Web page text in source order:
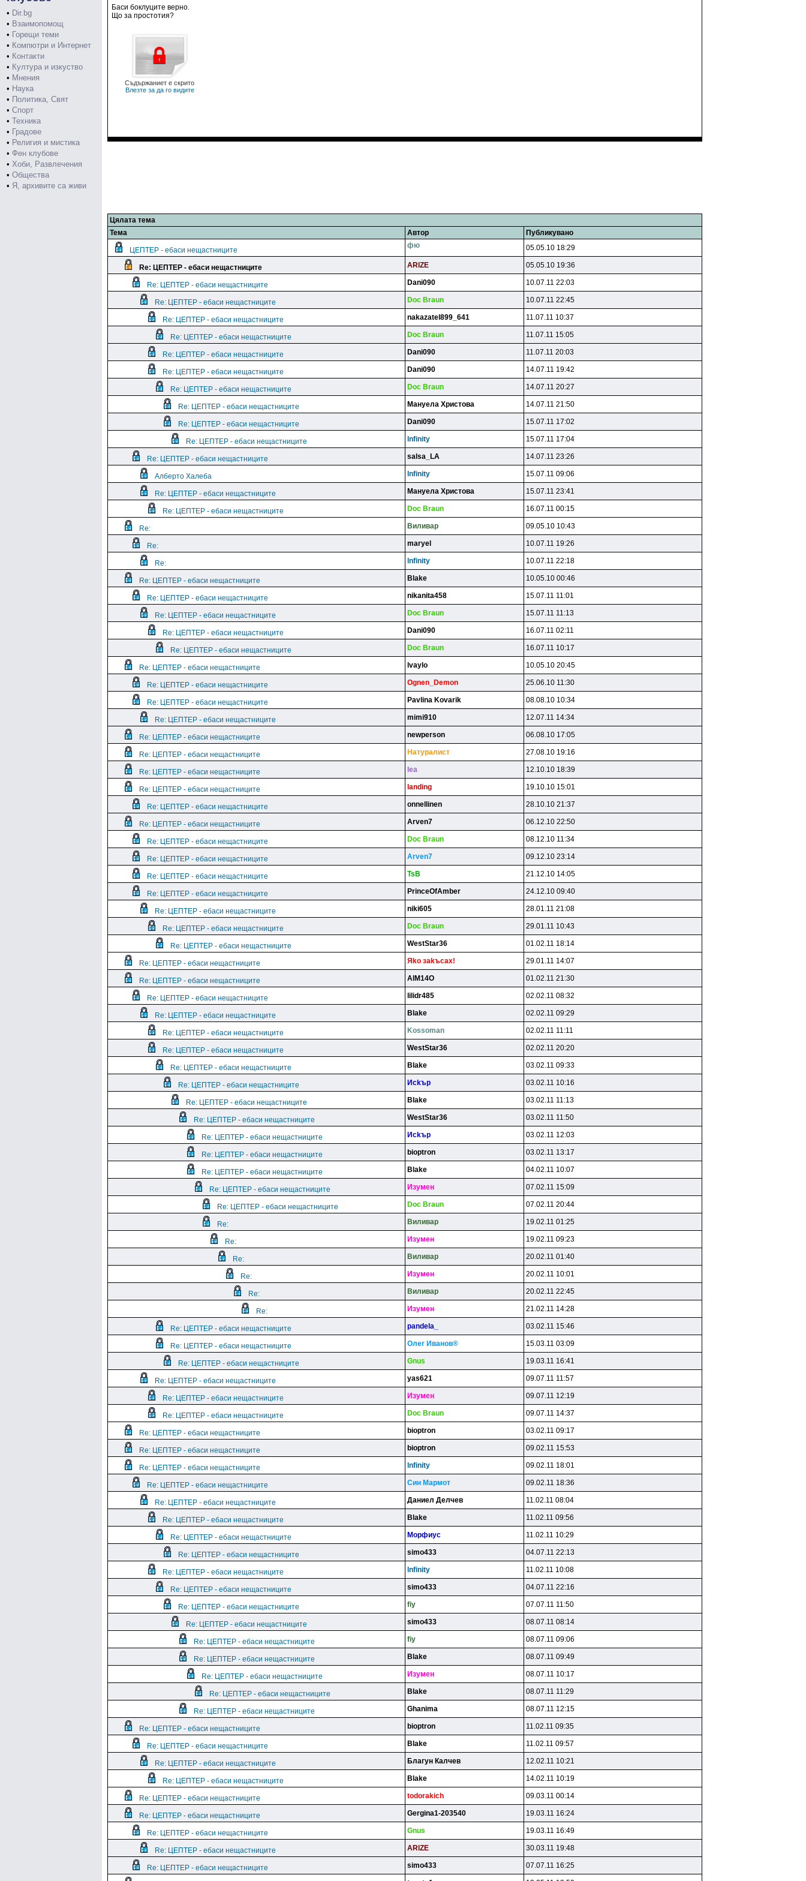
• Dir.bg
• Взаимопомощ
• Горещи теми
• Компютри и Интернет
• Контакти
• Култура и изкуство
• Мнения
• Наука
• Политика, Свят
• Спорт
• Техника
• Градове
• Религия и мистика
• Фен клубове
• Хоби, Развлечения
• Общества
• Я, архивите са живи
Баси боклуците верно.
Що за простотия?
Съдържаниет е скрито
Влезте за да го видите
Цялата тема
Тема
Автор Публикувано
ЦЕПТЕР - ебаси нещастниците
фю 05.05.10 18:29
Re: ЦЕПТЕР - ебаси нещастниците ARlZE 05.05.10 19:36
Re: ЦЕПТЕР - ебаси нещастниците Dani090 10.07.11 22:03
Re: ЦЕПТЕР - ебаси нещастниците Doc Braun 10.07.11 22:45
Re: ЦЕПТЕР - ебаси нещастниците nakazatel899_641 11.07.11 10:37
Re: ЦЕПТЕР - ебаси нещастниците Doc Braun 11.07.11 15:05
Re: ЦЕПТЕР - ебаси нещастниците Dani090 11.07.11 20:03
Re: ЦЕПТЕР - ебаси нещастниците Dani090 14.07.11 19:42
Re: ЦЕПТЕР - ебаси нещастниците Doc Braun 14.07.11 20:27
Re: ЦЕПТЕР - ебаси нещастниците Мануела Христова 14.07.11 21:50
Re: ЦЕПТЕР - ебаси нещастниците Dani090 15.07.11 17:02
Re: ЦЕПТЕР - ебаси нещастниците lnfinity 15.07.11 17:04
Re: ЦЕПТЕР - ебаси нещастниците salsa_LA 14.07.11 23:26
Алберто Халеба lnfinity 15.07.11 09:06
Re: ЦЕПТЕР - ебаси нещастниците Мануела Христова 15.07.11 23:41
Re: ЦЕПТЕР - ебаси нещастниците Doc Braun 16.07.11 00:15
Re: Bиливap 09.05.10 10:43
Re: maryel 10.07.11 19:26
Re: lnfinity 10.07.11 22:18
Re: ЦЕПТЕР - ебаси нещастниците Blake 10.05.10 00:46
Re: ЦЕПТЕР - ебаси нещастниците nikanita458 15.07.11 11:01
Re: ЦЕПТЕР - ебаси нещастниците Doc Braun 15.07.11 11:13
Re: ЦЕПТЕР - ебаси нещастниците Dani090 16.07.11 02:11
Re: ЦЕПТЕР - ебаси нещастниците Doc Braun 16.07.11 10:17
Re: ЦЕПТЕР - ебаси нещастниците lvaylo 10.05.10 20:45
Re: ЦЕПТЕР - ебаси нещастниците Ognen_Demon 25.06.10 11:30
Re: ЦЕПТЕР - ебаси нещастниците Pavlina Kovarik 08.08.10 10:34
Re: ЦЕПТЕР - ебаси нещастниците mimi910 12.07.11 14:34
Re: ЦЕПТЕР - ебаси нещастниците newperson 06.08.10 17:05
Re: ЦЕПТЕР - ебаси нещастниците Haтypaлиcт 27.08.10 19:16
Re: ЦЕПТЕР - ебаси нещастниците lea 12.10.10 18:39
Re: ЦЕПТЕР - ебаси нещастниците landing 19.10.10 15:01
Re: ЦЕПТЕР - ебаси нещастниците onnellinen 28.10.10 21:37
Re: ЦЕПТЕР - ебаси нещастниците Arven7 06.12.10 22:50
Re: ЦЕПТЕР - ебаси нещастниците Doc Braun 08.12.10 11:34
Re: ЦЕПТЕР - ебаси нещастниците Arven7 09.12.10 23:14
Re: ЦЕПТЕР - ебаси нещастниците TsB 21.12.10 14:05
Re: ЦЕПТЕР - ебаси нещастниците PrinceOfAmber 24.12.10 09:40
Re: ЦЕПТЕР - ебаси нещастниците niki605 28.01.11 21:08
Re: ЦЕПТЕР - ебаси нещастниците Doc Braun 29.01.11 10:43
Re: ЦЕПТЕР - ебаси нещастниците WestStar36 01.02.11 18:14
Re: ЦЕПТЕР - ебаси нещастниците Яko зakъcax! 29.01.11 14:07
Re: ЦЕПТЕР - ебаси нещастниците AlM14O 01.02.11 21:30
Re: ЦЕПТЕР - ебаси нещастниците lilidr485 02.02.11 08:32
Re: ЦЕПТЕР - ебаси нещастниците Blake 02.02.11 09:29
Re: ЦЕПТЕР - ебаси нещастниците Kossoman 02.02.11 11:11
Re: ЦЕПТЕР - ебаси нещастниците WestStar36 02.02.11 20:20
Re: ЦЕПТЕР - ебаси нещастниците Blake 03.02.11 09:33
Re: ЦЕПТЕР - ебаси нещастниците Иckъp 03.02.11 10:16
Re: ЦЕПТЕР - ебаси нещастниците Blake 03.02.11 11:13
Re: ЦЕПТЕР - ебаси нещастниците WestStar36 03.02.11 11:50
Re: ЦЕПТЕР - ебаси нещастниците Иckъp 03.02.11 12:03
Re: ЦЕПТЕР - ебаси нещастниците bioptron 03.02.11 13:17
Re: ЦЕПТЕР - ебаси нещастниците Blake 04.02.11 10:07
Re: ЦЕПТЕР - ебаси нещастниците Изyмeн 07.02.11 15:09
Re: ЦЕПТЕР - ебаси нещастниците Doc Braun 07.02.11 20:44
Re: Bиливap 19.02.11 01:25
Re: Изyмeн 19.02.11 09:23
Re: Bиливap 20.02.11 01:40
Re: Изyмeн 20.02.11 10:01
Re: Bиливap 20.02.11 22:45
Re: Изyмeн 21.02.11 14:28
Re: ЦЕПТЕР - ебаси нещастниците pandela_ 03.02.11 15:46
Re: ЦЕПТЕР - ебаси нещастниците Oлer Ивaнoв® 15.03.11 03:09
Re: ЦЕПТЕР - ебаси нещастниците Gnus 19.03.11 16:41
Re: ЦЕПТЕР - ебаси нещастниците yas621 09.07.11 11:57
Re: ЦЕПТЕР - ебаси нещастниците Изyмeн 09.07.11 12:19
Re: ЦЕПТЕР - ебаси нещастниците Doc Braun 09.07.11 14:37
Re: ЦЕПТЕР - ебаси нещастниците bioptron 03.02.11 09:17
Re: ЦЕПТЕР - ебаси нещастниците bioptron 09.02.11 15:53
Re: ЦЕПТЕР - ебаси нещастниците lnfinity 09.02.11 18:01
Re: ЦЕПТЕР - ебаси нещастниците Cин Mapмoт 09.02.11 18:36
Re: ЦЕПТЕР - ебаси нещастниците Даниел Делчев 11.02.11 08:04
Re: ЦЕПТЕР - ебаси нещастниците Blake 11.02.11 09:56
Re: ЦЕПТЕР - ебаси нещастниците Mopфиyc 11.02.11 10:29
Re: ЦЕПТЕР - ебаси нещастниците simo433 04.07.11 22:13
Re: ЦЕПТЕР - ебаси нещастниците lnfinity 11.02.11 10:08
Re: ЦЕПТЕР - ебаси нещастниците simo433 04.07.11 22:16
Re: ЦЕПТЕР - ебаси нещастниците fiy 07.07.11 11:50
Re: ЦЕПТЕР - ебаси нещастниците simo433 08.07.11 08:14
Re: ЦЕПТЕР - ебаси нещастниците fiy 08.07.11 09:06
Re: ЦЕПТЕР - ебаси нещастниците Blake 08.07.11 09:49
Re: ЦЕПТЕР - ебаси нещастниците Изyмeн 08.07.11 10:17
Re: ЦЕПТЕР - ебаси нещастниците Blake 08.07.11 11:29
Re: ЦЕПТЕР - ебаси нещастниците Ghanima 08.07.11 12:15
Re: ЦЕПТЕР - ебаси нещастниците bioptron 11.02.11 09:35
Re: ЦЕПТЕР - ебаси нещастниците Blake 11.02.11 09:57
Re: ЦЕПТЕР - ебаси нещастниците Благун Калчев 12.02.11 10:21
Re: ЦЕПТЕР - ебаси нещастниците Blake 14.02.11 10:19
Re: ЦЕПТЕР - ебаси нещастниците todorakich 09.03.11 00:14
Re: ЦЕПТЕР - ебаси нещастниците Gergina1-203540 19.03.11 16:24
Re: ЦЕПТЕР - ебаси нещастниците Gnus 19.03.11 16:49
Re: ЦЕПТЕР - ебаси нещастниците ARlZE 30.03.11 19:48
Re: ЦЕПТЕР - ебаси нещастниците simo433 07.07.11 16:25